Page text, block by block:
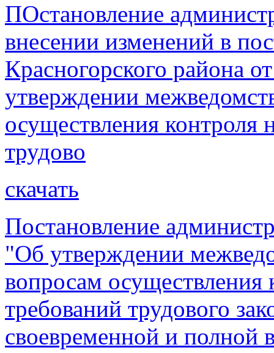
ПОстановление
внесении изменений в
Красногорского района
утверждении
осуществления контроля
трудово
скачать
Постановление
"Об утверждении
вопросам осуществления
требований трудового
своевременной и полной